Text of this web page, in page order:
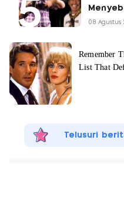
08 Agustus
Telusuri